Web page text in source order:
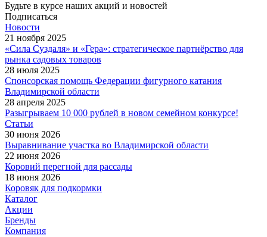
Будьте в курсе наших акций и новостей
Подписаться
Новости
21 ноября 2025
«Сила Суздаля» и «Гера»: стратегическое партнёрство для
рынка садовых товаров
28 июля 2025
Спонсорская помощь Федерации фигурного катания
Владимирской области
28 апреля 2025
Разыгрываем 10 000 рублей в новом семейном конкурсе!
Статьи
30 июня 2026
Выравнивание участка во Владимирской области
22 июня 2026
Коровий перегной для рассады
18 июня 2026
Коровяк для подкормки
Каталог
Акции
Бренды
Компания